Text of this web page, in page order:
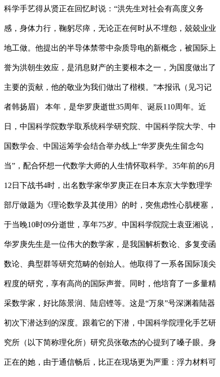
科学手艺得从贤正在回忆时说：“洪先生对社会有高度义务
感，身体力行，鞠躬尽瘁，无论正在何时从不埋怨，兢兢业业
地工做。他提出的半导体禁带中杂质导电的新概念，被国际上
誉为洪朝生效应，是消息财产的主要根本之一，为国度做出了
主要的贡献，他的敬业为我们做出了楷模。”本报讯（见习记
者韩扬眉） 本年，是华罗庚逝世35周年、诞辰110周年。近
日，中国科学院数学取系统科学研究院、中国科学院大学、中
国数学会、中国运筹学会结合举办线上“华罗庚先生留念勾
当”，配合怀想一代数学大师的人生情怀取科学。35年前的6月
12日下战书4时，出名数学家华罗庚正在日本东京大学数理学
部厅做题为《理论数学及其使用》的时，突焦虑性心肌梗塞，
于当晚10时09分逝世，享年75岁。中国科学院院士袁亚湘说，
华罗庚先生是一位伟大的数学家，是我国解析数论、多复变函
数论、典型群等研究范畴的创始人。他取得了一系各国际顶尖
程度的研究，享有高尚的国际声誉。同时，他培育了一多量精
采数学家，好比陈景润、陆启铿等。这是“万泉”号深渊着陆器
初次下潜达到的深度。跟着它的下潜，中国科学院理化手艺研
究所（以下简称理化所）研究员张敬杰的心提到了嗓子眼。身
正在的她，由于通信畅后，比正在现场更为严重：浮力材料可